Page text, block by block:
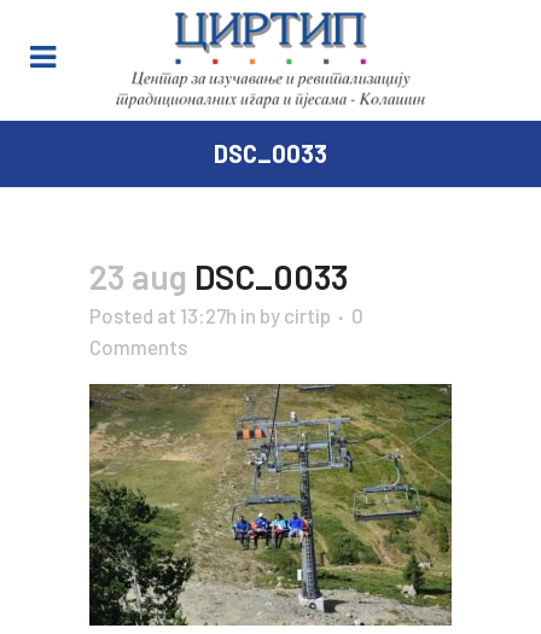
DSC_0033
23 aug DSC_0033
Posted at 13:27h in by cirtip
0
Comments